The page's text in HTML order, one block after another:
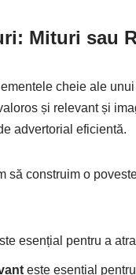
Mituri sau
cheie ale
și relevant și
advertorial eficientă.
să construim o
esențial pentru a
este esențial